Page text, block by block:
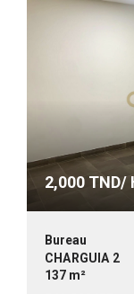
2,000 TND/
Bureau
CHARGUIA 2
137 m²